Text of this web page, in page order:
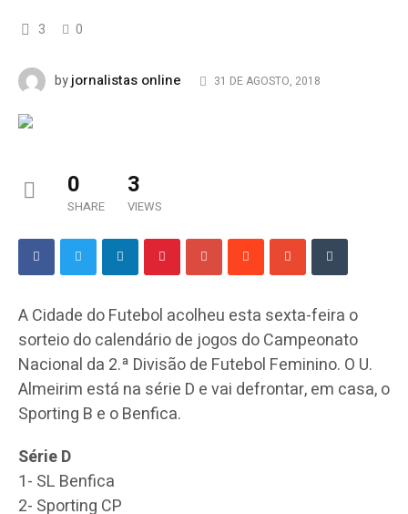
3 0
byjornalistas online 31 DE AGOSTO, 2018
0
SHARE
3
VIEWS
A Cidade do Futebol acolheu esta sexta-feira o
sorteio do calendário de jogos do Campeonato
Nacional da 2.ª Divisão de Futebol Feminino. O U.
Almeirim está na série D e vai defrontar, em casa, o
Sporting B e o Benfica.
Série D
1- SL Benfica
2- Sporting CP